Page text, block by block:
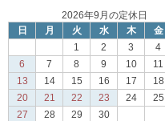
2026年9月の定休日
日
月 火 水 木 金
1
2 3 4
6
7 8 9 10 11
13
14 15 16 17 18
20
21 22 23 24 25
27
28 29 30